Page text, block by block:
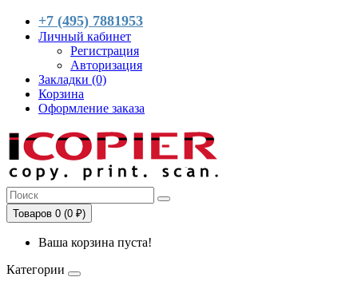
+7 (495) 7881953
Личный кабинет
Регистрация
Авторизация
Закладки (0)
Корзина
Оформление заказа
Товаров 0 (0 ₽)
Ваша корзина пуста!
Категории